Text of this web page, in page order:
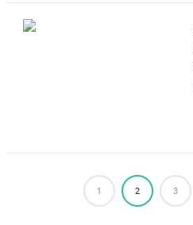
1 2 3